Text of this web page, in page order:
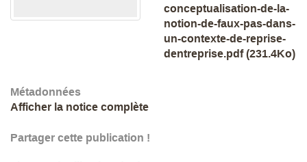
conceptualisation-de-la-
notion-de-faux-pas-dans-
un-contexte-de-reprise-
dentreprise.pdf (231.4Ko)
Métadonnées
Afficher la notice complète
Partager cette publication !